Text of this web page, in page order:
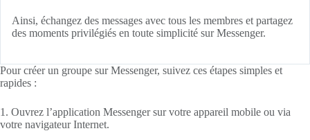
Ainsi, échangez des messages avec tous les membres et partagez
des moments privilégiés en toute simplicité sur Messenger.
Pour créer un groupe sur Messenger, suivez ces étapes simples et
rapides :
1. Ouvrez l’application Messenger sur votre appareil mobile ou via
votre navigateur Internet.